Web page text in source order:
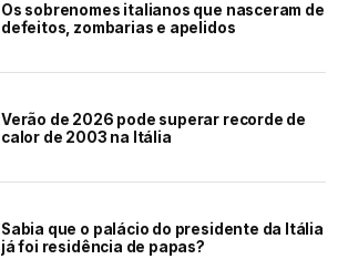
Os sobrenomes italianos que nasceram de
defeitos, zombarias e apelidos
Verão de 2026 pode superar recorde de
calor de 2003 na Itália
Sabia que o palácio do presidente da Itália
já foi residência de papas?